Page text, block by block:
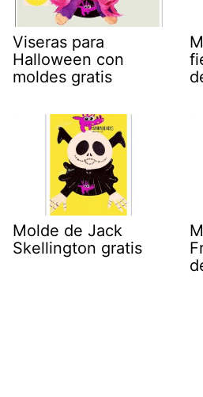
Viseras para
Halloween con
moldes gratis
Molde de Jack
Skellington gratis